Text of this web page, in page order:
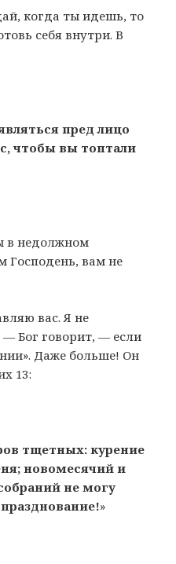
когда ты идешь, то
себя внутри. В
пред лицо
чтобы вы топтали
в недолжном
Господень, вам не
вас. Я не
Бог говорит, — если
Даже больше! Он
13:
тщетных: курение
новомесячий и
не могу
»